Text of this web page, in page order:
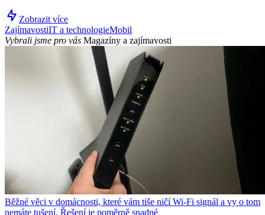
Zobrazit více
ZajímavostiIT a technologieMobil
Vybrali jsme pro vás Magazíny a zajímavosti
Běžné věci v domácnosti, které vám tiše ničí Wi-Fi signál a vy o tom
nemáte tušení. Řešení je poměrně snadné